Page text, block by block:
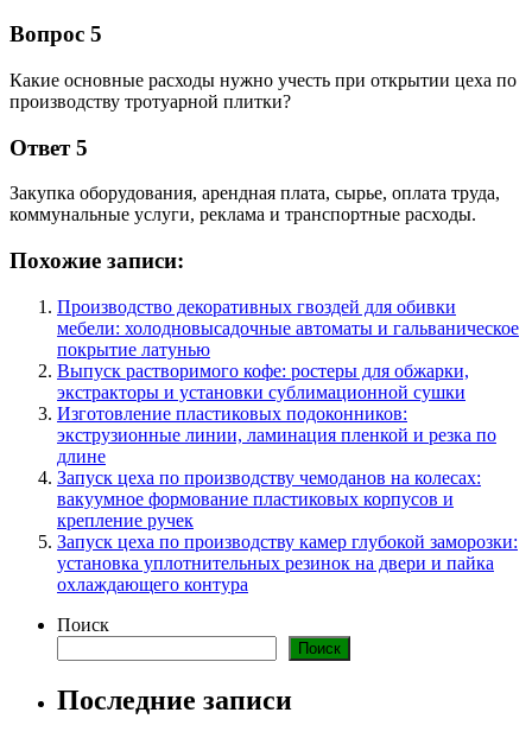
Вопрос 5
Какие основные расходы нужно учесть при открытии цеха по
производству тротуарной плитки?
Ответ 5
Закупка оборудования, арендная плата, сырье, оплата труда,
коммунальные услуги, реклама и транспортные расходы.
Похожие записи:
Производство декоративных гвоздей для обивки
мебели: холодновысадочные автоматы и гальваническое
покрытие латунью
Выпуск растворимого кофе: ростеры для обжарки,
экстракторы и установки сублимационной сушки
Изготовление пластиковых подоконников:
экструзионные линии, ламинация пленкой и резка по
длине
Запуск цеха по производству чемоданов на колесах:
вакуумное формование пластиковых корпусов и
крепление ручек
Запуск цеха по производству камер глубокой заморозки:
установка уплотнительных резинок на двери и пайка
охлаждающего контура
Поиск
Поиск
Последние записи